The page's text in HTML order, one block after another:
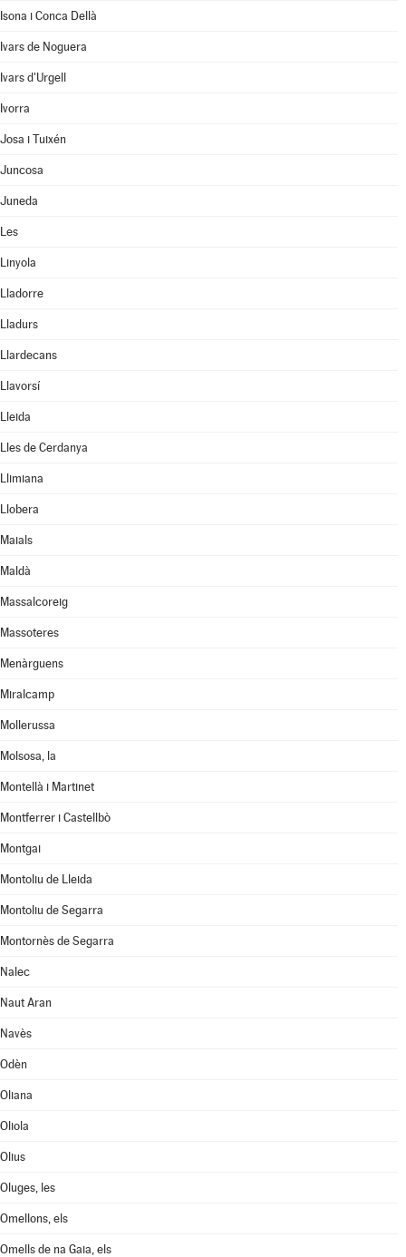
Isona i Conca Dellà
Ivars de Noguera
Ivars d'Urgell
Ivorra
Josa i Tuixén
Juncosa
Juneda
Les
Linyola
Lladorre
Lladurs
Llardecans
Llavorsí
Lleida
Lles de Cerdanya
Llimiana
Llobera
Maials
Maldà
Massalcoreig
Massoteres
Menàrguens
Miralcamp
Mollerussa
Molsosa, la
Montellà i Martinet
Montferrer i Castellbò
Montgai
Montoliu de Lleida
Montoliu de Segarra
Montornès de Segarra
Nalec
Naut Aran
Navès
Odèn
Oliana
Oliola
Olius
Oluges, les
Omellons, els
Omells de na Gaia, els